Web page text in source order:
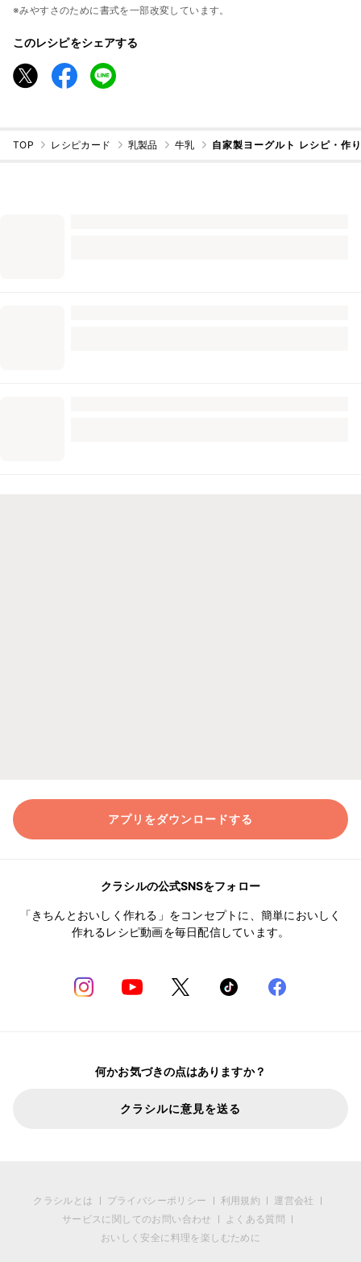
※みやすさのために書式を一部改変しています。
このレシピをシェアする
TOP レシピカード 乳製品 牛乳 自家製ヨーグルト レシピ・作
アプリをダウンロードする
クラシルの公式SNSをフォロー
「きちんとおいしく作れる」をコンセプトに、簡単においしく
作れるレシピ動画を毎日配信しています。
何かお気づきの点はありますか？
クラシルに意見を送る
クラシルとは プライバシーポリシー 利用規約
運営会社
サービスに関してのお問い合わせ
よくある質問
おいしく安全に料理を楽しむために